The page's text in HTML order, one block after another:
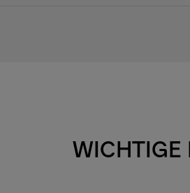
WICHTIGE